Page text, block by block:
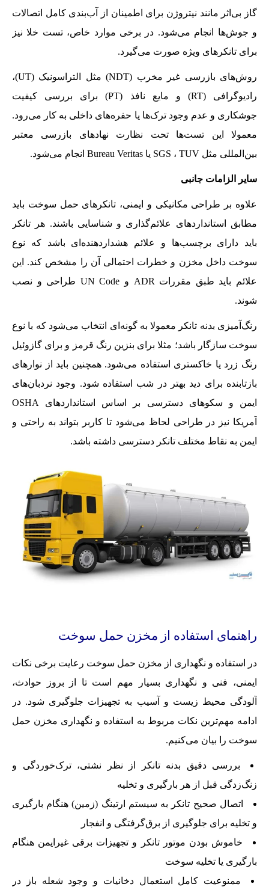
گاز بی‌اثر مانند نیتروژن برای اطمینان از آب‌بندی کامل اتصالات
و جوش‌ها انجام می‌شود. در برخی موارد خاص، تست خلا نیز
برای تانکرهای ویژه صورت می‌گیرد.
روش‌های بازرسی غیر مخرب (NDT) مثل التراسونیک (UT)،
رادیوگرافی (RT) و مایع نافذ (PT) برای بررسی کیفیت
جوشکاری و عدم وجود ترک‌ها یا حفره‌های داخلی به کار می‌رود.
معمولا این تست‌ها تحت نظارت نهادهای بازرسی معتبر
بین‌المللی مثل SGS ، TUV یا Bureau Veritas انجام می‌شود.
سایر الزامات جانبی
علاوه بر طراحی مکانیکی و ایمنی، تانکرهای حمل سوخت باید
مطابق استانداردهای علائم‌گذاری و شناسایی باشند. هر تانکر
باید دارای برچسب‌ها و علائم هشداردهنده‌ای باشد که نوع
سوخت داخل مخزن و خطرات احتمالی آن را مشخص کند. این
علائم باید طبق مقررات ADR و UN Code طراحی و نصب
شوند.
رنگ‌آمیزی بدنه تانکر معمولا به گونه‌ای انتخاب می‌شود که با نوع
سوخت سازگار باشد؛ مثلا برای بنزین رنگ قرمز و برای گازوئیل
رنگ زرد یا خاکستری استفاده می‌شود. همچنین باید از نوارهای
بازتابنده برای دید بهتر در شب استفاده شود. وجود نردبان‌های
ایمن و سکوهای دسترسی بر اساس استانداردهای OSHA
آمریکا نیز در طراحی لحاظ می‌شود تا کاربر بتواند به راحتی و
ایمن به نقاط مختلف تانکر دسترسی داشته باشد.
راهنمای استفاده از مخزن حمل سوخت
در استفاده و نگهداری از مخزن حمل سوخت رعایت برخی نکات
ایمنی، فنی و نگهداری بسیار مهم است تا از بروز حوادث،
آلودگی محیط زیست و آسیب به تجهیزات جلوگیری شود. در
ادامه مهم‌ترین نکات مربوط به استفاده و نگهداری مخزن حمل
سوخت را بیان می‌کنیم.
بررسی دقیق بدنه تانکر از نظر نشتی، ترک‌خوردگی و
زنگ‌زدگی قبل از هر بارگیری و تخلیه
اتصال صحیح تانکر به سیستم ارتینگ (زمین) هنگام بارگیری
و تخلیه برای جلوگیری از برق‌گرفتگی و انفجار
خاموش بودن موتور تانکر و تجهیزات برقی غیرایمن هنگام
بارگیری یا تخلیه سوخت
ممنوعیت کامل استعمال دخانیات و وجود شعله باز در